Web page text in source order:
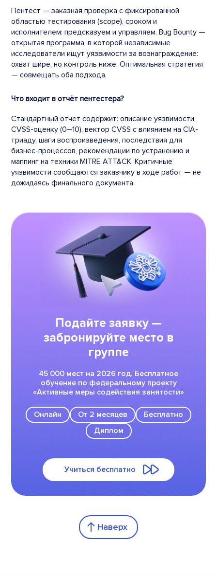
Пентест — заказная проверка с фиксированной
областью тестирования (scope), сроком и
исполнителем: предсказуем и управляем. Bug Bounty —
открытая программа, в которой независимые
исследователи ищут уязвимости за вознаграждение:
охват шире, но контроль ниже. Оптимальная стратегия
— совмещать оба подхода.
Что входит в отчёт пентестера?
Стандартный отчёт содержит: описание уязвимости,
CVSS-оценку (0–10), вектор CVSS с влиянием на CIA-
триаду, шаги воспроизведения, последствия для
бизнес-процессов, рекомендации по устранению и
маппинг на техники MITRE ATT&CK. Критичные
уязвимости сообщаются заказчику в ходе работ — не
дожидаясь финального документа.
Подайте заявку —
забронируйте место в
группе
45 000 мест на 2026 год. Бесплатное
обучение по федеральному проекту
«Активные меры содействия занятости»
Онлайн От 2 месяцев
Бесплатно
Диплом
Учиться бесплатно
Наверх